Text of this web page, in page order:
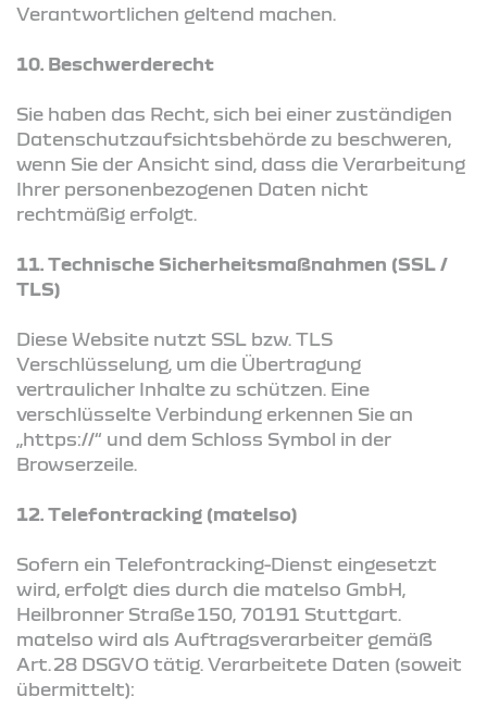
Verantwortlichen geltend machen.
10. Beschwerderecht
Sie haben das Recht, sich bei einer zuständigen
Datenschutzaufsichtsbehörde zu beschweren,
wenn Sie der Ansicht sind, dass die Verarbeitung
Ihrer personenbezogenen Daten nicht
rechtmäßig erfolgt.
11. Technische Sicherheitsmaßnahmen (SSL /
TLS)
Diese Website nutzt SSL bzw. TLS
Verschlüsselung, um die Übertragung
vertraulicher Inhalte zu schützen. Eine
verschlüsselte Verbindung erkennen Sie an
„https://“ und dem Schloss Symbol in der
Browserzeile.
12. Telefontracking (matelso)
Sofern ein Telefontracking-Dienst eingesetzt
wird, erfolgt dies durch die matelso GmbH,
Heilbronner Straße 150, 70191 Stuttgart.
matelso wird als Auftragsverarbeiter gemäß
Art. 28 DSGVO tätig. Verarbeitete Daten (soweit
übermittelt):